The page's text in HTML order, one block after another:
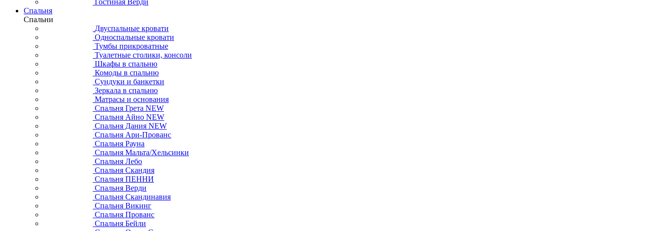
Спальня
Спальни
Двуспальные кровати
Односпальные кровати
Тумбы прикроватные
Туалетные столики, консоли
Шкафы в спальню
Комоды в спальню
Сундуки и банкетки
Зеркала в спальню
Матрасы и основания
Спальня Грета NEW
Спальня Айно NEW
Спальня Дания NEW
Спальня Ари-Прованс
Спальня Рауна
Спальня Мальта/Хельсинки
Спальня Лебо
Спальня Скандия
Спальня ПЕННИ
Спальня Верди
Спальня Скандинавия
Спальня Викинг
Спальня Прованс
Спальня Бейли